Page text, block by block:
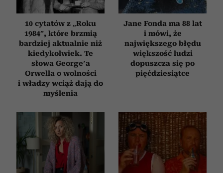
10 cytatów z „Roku
1984”, które brzmią
bardziej aktualnie niż
kiedykolwiek. Te
słowa George’a
Orwella o wolności
i władzy wciąż dają do
myślenia
Jane Fonda ma 88 lat
i mówi, że
największego błędu
większość ludzi
dopuszcza się po
pięćdziesiątce